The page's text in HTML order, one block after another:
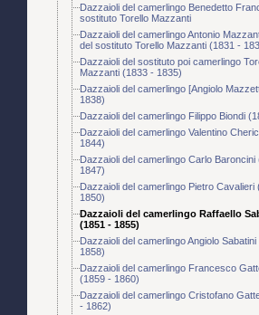
Dazzaioli del camerlingo Benedetto
sostituto Torello Mazzanti
Dazzaioli del camerlingo Antonio
del sostituto Torello Mazzanti (1831 -
Dazzaioli del sostituto poi camerlingo
Mazzanti (1833 - 1835)
Dazzaioli del camerlingo [Angiolo
1838)
Dazzaioli del camerlingo Filippo Biondi
Dazzaioli del camerlingo Valentino
1844)
Dazzaioli del camerlingo Carlo Baroncini
1847)
Dazzaioli del camerlingo Pietro Cavalieri
1850)
Dazzaioli del camerlingo Raffaello
(1851 - 1855)
Dazzaioli del camerlingo Angiolo
1858)
Dazzaioli del camerlingo Francesco
(1859 - 1860)
Dazzaioli del camerlingo Cristofano
- 1862)